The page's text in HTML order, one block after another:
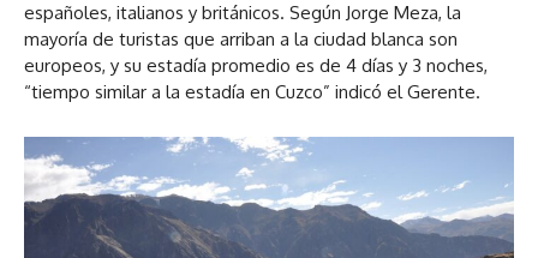
españoles, italianos y británicos. Según Jorge Meza, la
mayoría de turistas que arriban a la ciudad blanca son
europeos, y su estadía promedio es de 4 días y 3 noches,
“tiempo similar a la estadía en Cuzco” indicó el Gerente.